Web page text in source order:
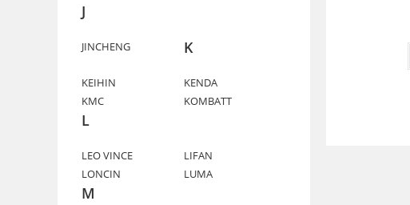
J
JINCHENG K
KEIHIN
KENDA
KMC
KOMBATT
L
LEO VINCE
LIFAN
LONCIN
LUMA
M